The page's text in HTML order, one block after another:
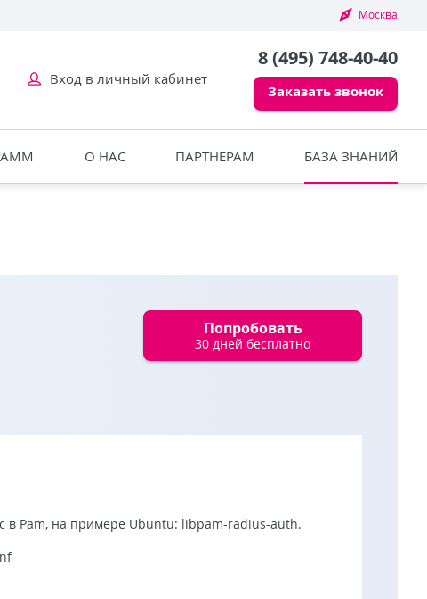
Москва
8 (495) 748-40-40
Заказать звонок
Вход в личный кабинет
О НАС ПАРТНЕРАМ БАЗА ЗНАНИЙ
Попробовать
30 дней бесплатно
в Pam, на примере Ubuntu: libpam-radius-auth.